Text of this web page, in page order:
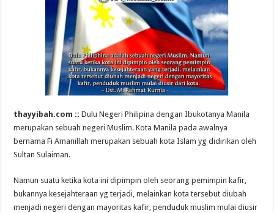
thayyibah.com ::Dulu Negeri Philipina dengan Ibukotanya Manila
merupakan sebuah negeri Muslim. Kota Manila pada awalnya
bernama Fi Amanillah merupakan sebuah kota Islam yg didirikan oleh
Sultan Sulaiman.
Namun suatu ketika kota ini dipimpin oleh seorang pemimpin kafir,
bukannya kesejahteraan yg terjadi, melainkan kota tersebut diubah
menjadi negeri dengan mayoritas kafir, penduduk muslim mulai diusir